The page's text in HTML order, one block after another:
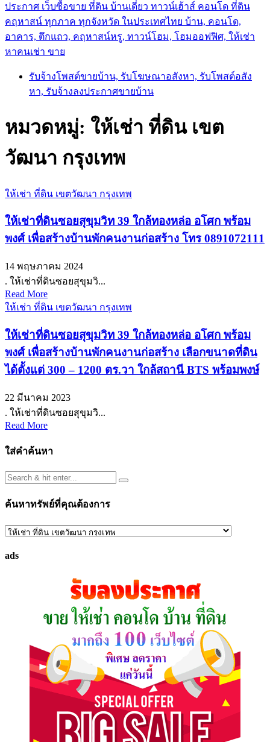
ประกาศ เว็บซื้อขาย ที่ดิน บ้านเดี่ยว ทาวน์เฮ้าส์ คอนโด ที่ดิน
คฤหาสน์ ทุกภาค ทุกจังหวัด ในประเทศไทย บ้าน, คอนโด,
อาคาร, ตึกแถว, คฤหาสน์หรู, ทาวน์โฮม, โฮมออฟฟิศ, ให้เช่า
หาคนเช่า ขาย
รับจ้างโพสต์ขายบ้าน, รับโฆษณาอสังหา, รับโพสต์อสัง
หา, รับจ้างลงประกาศขายบ้าน
หมวดหมู่: ให้เช่า ที่ดิน เขต
วัฒนา กรุงเทพ
ให้เช่า ที่ดิน เขตวัฒนา กรุงเทพ
ให้เช่าที่ดินซอยสุขุมวิท 39 ใกล้ทองหล่อ อโศก พร้อม
พงศ์ เพื่อสร้างบ้านพักคนงานก่อสร้าง โทร 0891072111
14 พฤษภาคม 2024
. ให้เช่าที่ดินซอยสุขุมวิ...
Read More
ให้เช่า ที่ดิน เขตวัฒนา กรุงเทพ
ให้เช่าที่ดินซอยสุขุมวิท 39 ใกล้ทองหล่อ อโศก พร้อม
พงศ์ เพื่อสร้างบ้านพักคนงานก่อสร้าง เลือกขนาดที่ดิน
ได้ตั้งแต่ 300 – 1200 ตร.วา ใกล้สถานี BTS พร้อมพงษ์
22 มีนาคม 2023
. ให้เช่าที่ดินซอยสุขุมวิ...
Read More
ใส่คำค้นหา
ค้นหาทรัพย์ที่คุณต้องการ
ค้นหา
ที่
ads